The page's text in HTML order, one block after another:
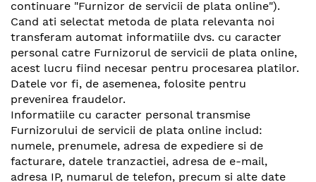
continuare "Furnizor de servicii de plata online").
Cand ati selectat metoda de plata relevanta noi
transferam automat informatiile dvs. cu caracter
personal catre Furnizorul de servicii de plata online,
acest lucru fiind necesar pentru procesarea platilor.
Datele vor fi, de asemenea, folosite pentru
prevenirea fraudelor.
Informatiile cu caracter personal transmise
Furnizorului de servicii de plata online includ:
numele, prenumele, adresa de expediere si de
facturare, datele tranzactiei, adresa de e-mail,
adresa IP, numarul de telefon, precum si alte date